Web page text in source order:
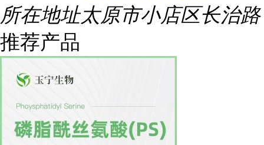
所在地址太原市小店区长治路
推荐产品